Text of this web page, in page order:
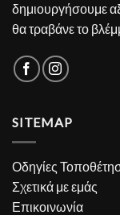
δημιουργήσουμε
θα τραβάνε το
SITEMAP
Οδηγίες
Σχετικά με εμάς
Επικοινωνία